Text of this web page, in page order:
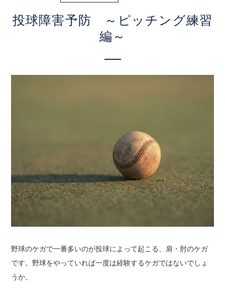
投球障害予防 ～ピッチング練習
編～
野球のケガで一番多いのが投球によって起こる、肩・肘のケガ
です。野球をやっていれば一度は経験するケガではないでしょ
うか。